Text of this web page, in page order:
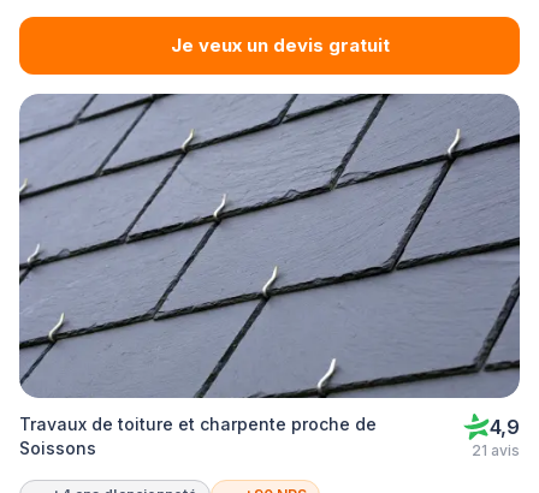
Je veux un devis gratuit
Travaux de toiture et charpente proche de
Soissons
4,9
21 avis